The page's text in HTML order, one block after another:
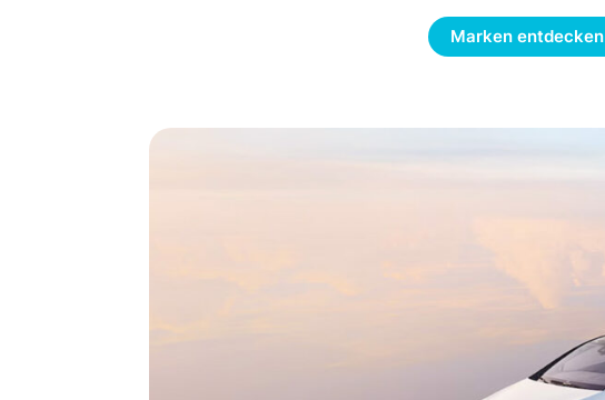
Marken entdecken